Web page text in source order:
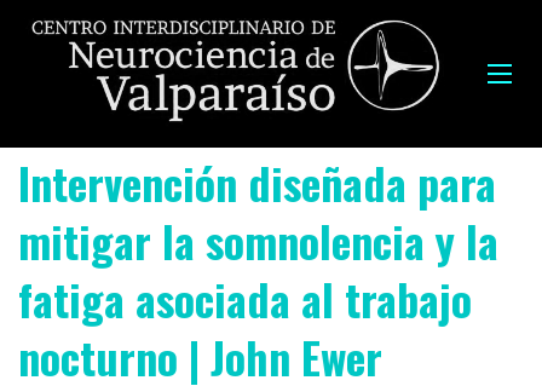
Intervención diseñada para
mitigar la somnolencia y la
fatiga asociada al trabajo
nocturno | John Ewer